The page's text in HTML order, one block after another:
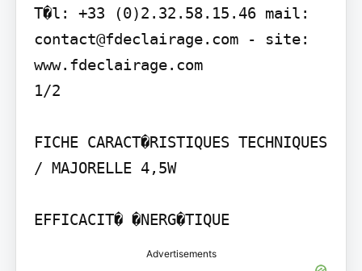
T�l: +33 (0)2.32.58.15.46 mail:
contact@fdeclairage.com - site:
www.fdeclairage.com
1/2
FICHE CARACT�RISTIQUES TECHNIQUES
/ MAJORELLE 4,5W
EFFICACIT� �NERG�TIQUE
Advertisements